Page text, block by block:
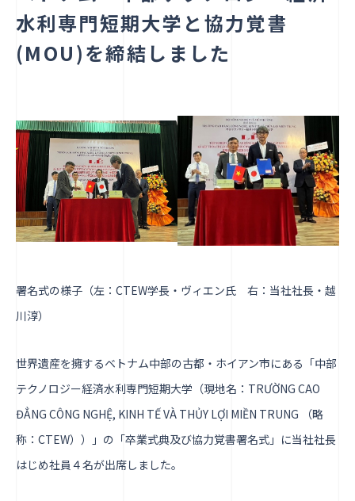
人材派遣
企業情報
経営方針
事業拠点
サステナビリティ・CSR
採用情報
お知らせ
個人情報保護方針
水利専門短期大学と協力覚書
(MOU)を締結しました
署名式の様子（左：CTEW学長・ヴィエン氏 右：当社社長・越
川淳）
世界遺産を擁するベトナム中部の古都・ホイアン市にある「中部
テクノロジー経済水利専門短期大学（現地名：TRƯỜNG CAO
ĐẲNG CÔNG NGHỆ, KINH TẾ VÀ THỦY LỢI MIỀN TRUNG （略
称：CTEW））」の「卒業式典及び協力覚書署名式」に当社社長
はじめ社員４名が出席しました。